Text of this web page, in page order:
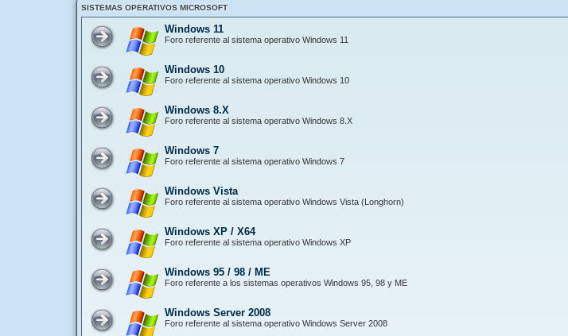
SISTEMAS OPERATIVOS MICROSOFT
Windows 11
Foro referente al sistema operativo Windows 11
Windows 10
Foro referente al sistema operativo Windows 10
Windows 8.X
Foro referente al sistema operativo Windows 8.X
Windows 7
Foro referente al sistema operativo Windows 7
Windows Vista
Foro referente al sistema operativo Windows Vista (Longhorn)
Windows XP / X64
Foro referente al sistema operativo Windows XP
Windows 95 / 98 / ME
Foro referente a los sistemas operativos Windows 95, 98 y ME
Windows Server 2008
Foro referente al sistema operativo Windows Server 2008